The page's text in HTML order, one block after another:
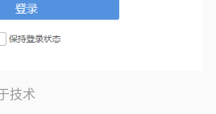
技术